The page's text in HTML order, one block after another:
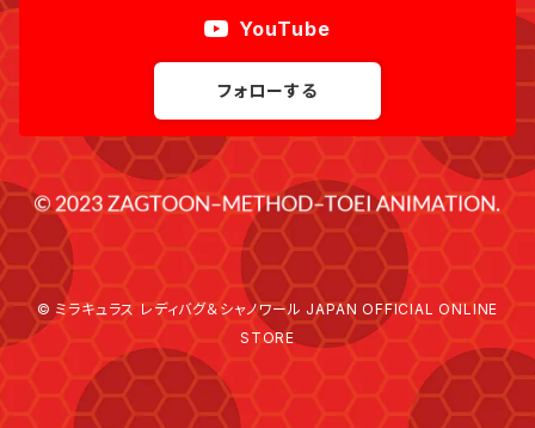
YouTube
フォローする
© ミラキュラス レディバグ＆シャノワール JAPAN OFFICIAL ONLINE
STORE